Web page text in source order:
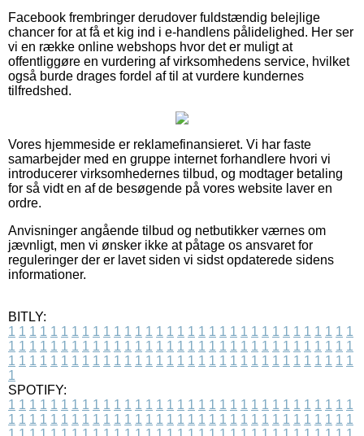
Facebook frembringer derudover fuldstændig belejlige
chancer for at få et kig ind i e-handlens pålidelighed. Her ser
vi en række online webshops hvor det er muligt at
offentliggøre en vurdering af virksomhedens service, hvilket
også burde drages fordel af til at vurdere kundernes
tilfredshed.
Vores hjemmeside er reklamefinansieret. Vi har faste
samarbejder med en gruppe internet forhandlere hvori vi
introducerer virksomhedernes tilbud, og modtager betaling
for så vidt en af de besøgende på vores website laver en
ordre.
Anvisninger angående tilbud og netbutikker værnes om
jævnligt, men vi ønsker ikke at påtage os ansvaret for
reguleringer der er lavet siden vi sidst opdaterede sidens
informationer.
BITLY:
1 1 1 1 1 1 1 1 1 1 1 1 1 1 1 1 1 1 1 1 1 1 1 1 1 1 1 1 1 1 1 1 1
1 1 1 1 1 1 1 1 1 1 1 1 1 1 1 1 1 1 1 1 1 1 1 1 1 1 1 1 1 1 1 1 1
1 1 1 1 1 1 1 1 1 1 1 1 1 1 1 1 1 1 1 1 1 1 1 1 1 1 1 1 1 1 1 1 1
1
SPOTIFY:
1 1 1 1 1 1 1 1 1 1 1 1 1 1 1 1 1 1 1 1 1 1 1 1 1 1 1 1 1 1 1 1 1
1 1 1 1 1 1 1 1 1 1 1 1 1 1 1 1 1 1 1 1 1 1 1 1 1 1 1 1 1 1 1 1 1